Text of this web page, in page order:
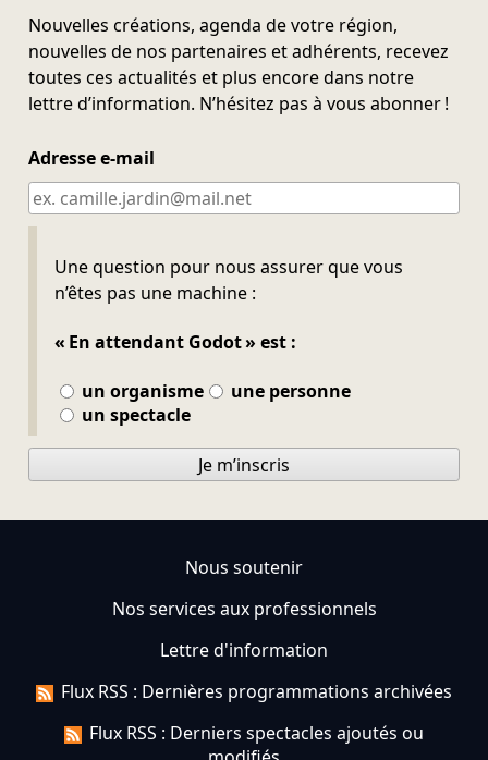
Nouvelles créations, agenda de votre région,
nouvelles de nos partenaires et adhérents, recevez
toutes ces actualités et plus encore dans notre
lettre d’information. N’hésitez pas à vous abonner !
Adresse e-mail
Une question pour nous assurer que vous
n’êtes pas une machine :
« En attendant Godot » est :
un organisme
une personne
un spectacle
Ne pas remplir
Je m’inscris
Nous soutenir
Nos services aux professionnels
Lettre d'information
Flux RSS : Dernières programmations archivées
Flux RSS : Derniers spectacles ajoutés ou